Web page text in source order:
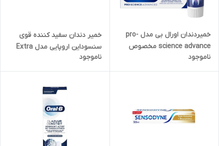
خمیردندان اورال بی مدل pro-
science advance مخصوص
دندان های حساس حجم 65 میل
ناموجود
خمیر دندان سفید کننده قوی
سنسوداین اروپایی مدل Extra
whitening حجم 100 میل
ناموجود